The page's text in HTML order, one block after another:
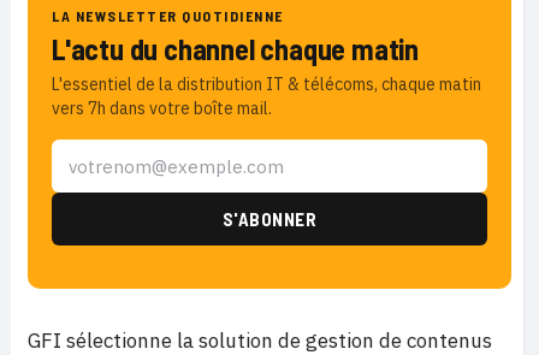
LA NEWSLETTER QUOTIDIENNE
L'actu du channel chaque matin
L'essentiel de la distribution IT & télécoms, chaque matin
vers 7h dans votre boîte mail.
GFI sélectionne la solution de gestion de contenus